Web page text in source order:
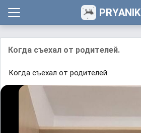
PRYANIK
Когда съехал от родителей.
Когда съехал от родителей.